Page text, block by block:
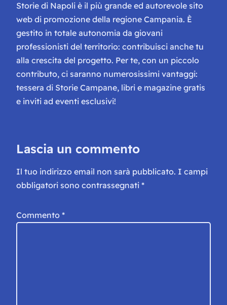
Storie di Napoli è il più grande ed autorevole sito
web di promozione della regione Campania. È
gestito in totale autonomia da giovani
professionisti del territorio: contribuisci anche tu
alla crescita del progetto. Per te, con un piccolo
contributo, ci saranno numerosissimi vantaggi:
tessera di Storie Campane, libri e magazine gratis
e inviti ad eventi esclusivi!
Lascia un commento
Il tuo indirizzo email non sarà pubblicato. I campi
obbligatori sono contrassegnati *
Commento *